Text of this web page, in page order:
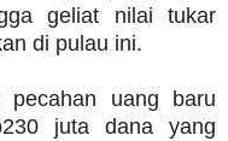
geliat nilai tukar
di pulau ini.
uang baru
juta dana yang